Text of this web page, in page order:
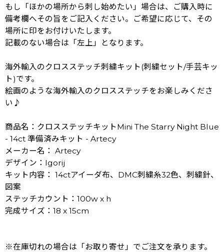
もし「ほかの場所から刺し始めたい」場合は、ご購入時に
備考欄へその旨をご記入ください。ご希望に応じて、その
場所に印をお付けいたします。
記載のない場合は「左上」となります。
海外輸入のクロスステッチ刺繍キット(刺繍セット/手芸キッ
ト)です。
絵画のような海外輸入のクロスステッチをお楽しみくださ
い♪
商品名：クロスステッチキットMini The Starry Night Blue
- 14ct 準備済みキット - Artecy
メーカー名： Artecy
デザイン：Igorij
キット内容： 14ctアイーダ布、DMC刺繍糸32色、刺繍針、
図案
ステッチカウント：100w x h
完成サイズ：18 x 15cm
※在庫切れの場合は「お取り寄せ」でご注文を承ります。